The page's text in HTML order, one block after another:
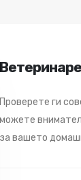
Проверете ги
можете
за вашето